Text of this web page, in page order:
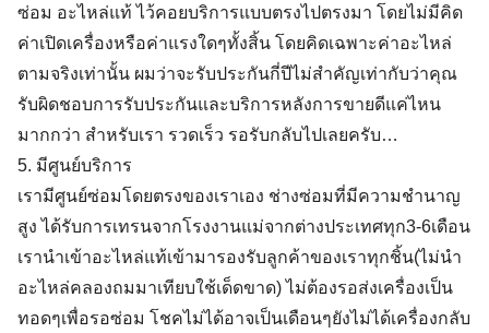
ซ่อม อะไหล่แท้ ไว้คอยบริการแบบตรงไปตรงมา โดยไม่มีคิด
ค่าเปิดเครื่องหรือค่าแรงใดๆทั้งสิ้น โดยคิดเฉพาะค่าอะไหล่
ตามจริงเท่านั้น ผมว่าจะรับประกันกี่ปีไม่สำคัญเท่ากับว่าคุณ
รับผิดชอบการรับประกันและบริการหลังการขายดีแค่ไหน
มากกว่า สำหรับเรา รวดเร็ว รอรับกลับไปเลยครับ…
5. มีศูนย์บริการ
เรามีศูนย์ซ่อมโดยตรงของเราเอง ช่างซ่อมที่มีความชำนาญ
สูง ได้รับการเทรนจากโรงงานแม่จากต่างประเทศทุก3-6เดือน
เรานำเข้าอะไหล่แท้เข้ามารองรับลูกค้าของเราทุกชิ้น(ไม่นำ
อะไหล่คลองถมมาเทียบใช้เด็ดขาด) ไม่ต้องรอส่งเครื่องเป็น
ทอดๆเพื่อรอซ่อม โชคไม่ได้อาจเป็นเดือนๆยังไม่ได้เครื่องกลับ